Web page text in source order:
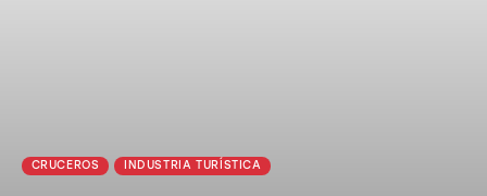
CRUCEROS INDUSTRIA TURÍSTICA